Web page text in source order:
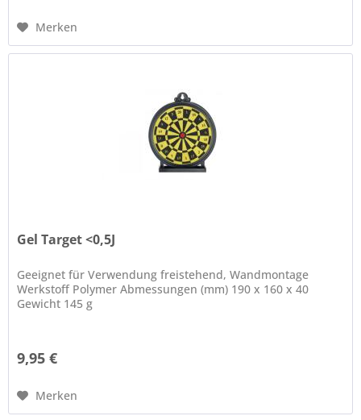
Merken
Gel Target <0,5J
Geeignet für Verwendung freistehend, Wandmontage
Werkstoff Polymer Abmessungen (mm) 190 x 160 x 40
Gewicht 145 g
9,95 €
Merken